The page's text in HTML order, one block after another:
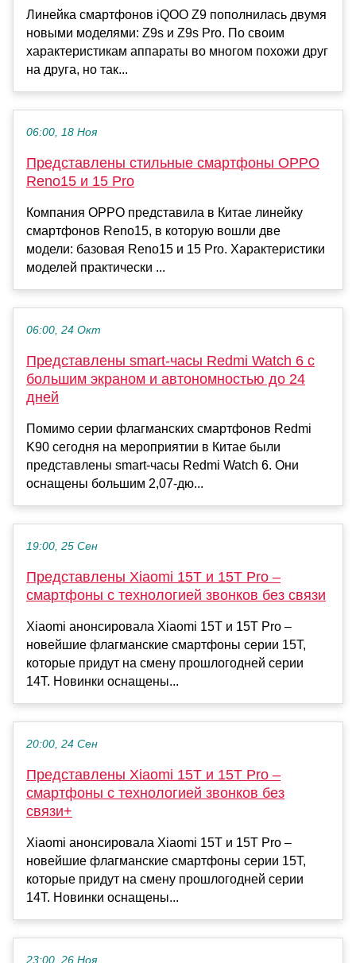
Линейка смартфонов iQOO Z9 пополнилась двумя
новыми моделями: Z9s и Z9s Pro. По своим
характеристикам аппараты во многом похожи друг
на друга, но так...
06:00, 18 Ноя
Представлены стильные смартфоны OPPO
Reno15 и 15 Pro
Компания OPPO представила в Китае линейку
смартфонов Reno15, в которую вошли две
модели: базовая Reno15 и 15 Pro. Характеристики
моделей практически ...
06:00, 24 Окт
Представлены smart-часы Redmi Watch 6 с
большим экраном и автономностью до 24
дней
Помимо серии флагманских смартфонов Redmi
K90 сегодня на мероприятии в Китае были
представлены smart-часы Redmi Watch 6. Они
оснащены большим 2,07-дю...
19:00, 25 Сен
Представлены Xiaomi 15T и 15T Pro –
смартфоны с технологией звонков без связи
Xiaomi анонсировала Xiaomi 15T и 15T Pro –
новейшие флагманские смартфоны серии 15T,
которые придут на смену прошлогодней серии
14T. Новинки оснащены...
20:00, 24 Сен
Представлены Xiaomi 15T и 15T Pro –
смартфоны с технологией звонков без
связи+
Xiaomi анонсировала Xiaomi 15T и 15T Pro –
новейшие флагманские смартфоны серии 15T,
которые придут на смену прошлогодней серии
14T. Новинки оснащены...
23:00, 26 Ноя